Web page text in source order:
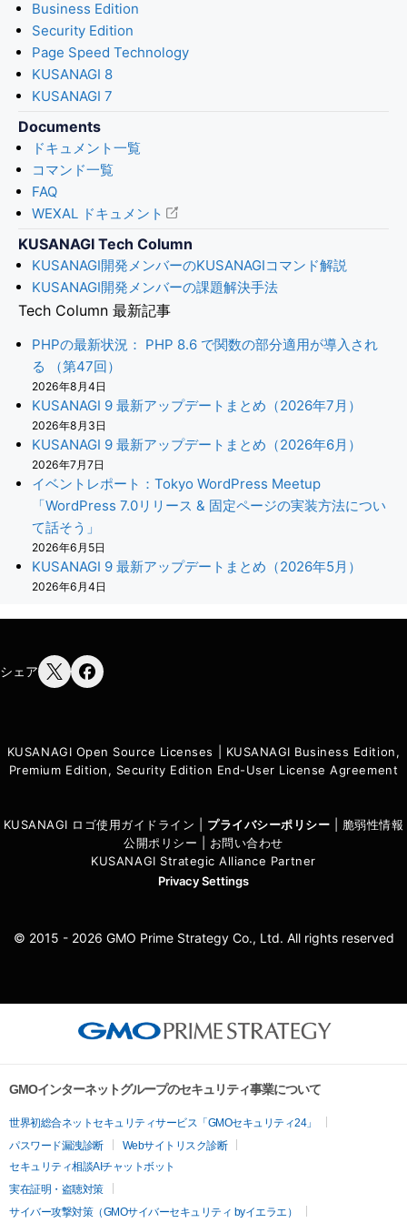
Business Edition
Security Edition
Page Speed Technology
KUSANAGI 8
KUSANAGI 7
Documents
ドキュメント一覧
コマンド一覧
FAQ
WEXAL ドキュメント
KUSANAGI Tech Column
KUSANAGI開発メンバーのKUSANAGIコマンド解説
KUSANAGI開発メンバーの課題解決手法
Tech Column 最新記事
PHPの最新状況： PHP 8.6 で関数の部分適用が導入され
る （第47回）
2026年8月4日
KUSANAGI 9 最新アップデートまとめ（2026年7月）
2026年8月3日
KUSANAGI 9 最新アップデートまとめ（2026年6月）
2026年7月7日
イベントレポート：Tokyo WordPress Meetup
「WordPress 7.0リリース & 固定ページの実装方法につい
て話そう」
2026年6月5日
KUSANAGI 9 最新アップデートまとめ（2026年5月）
2026年6月4日
シェア
KUSANAGI Open Source Licenses
KUSANAGI Business Edition,
Premium Edition, Security Edition End-User License Agreement
KUSANAGI ロゴ使用ガイドライン プライバシーポリシー
脆弱性情報
公開ポリシー
お問い合わせ
KUSANAGI Strategic Alliance Partner
Privacy Settings
© 2015 - 2026 GMO Prime Strategy Co., Ltd. All rights reserved
GMOインターネットグループのセキュリティ事業について
世界初総合ネットセキュリティサービス「GMOセキュリティ24」
パスワード漏洩診断
Webサイトリスク診断
セキュリティ相談AIチャットボット
実在証明・盗聴対策
サイバー攻撃対策（GMOサイバーセキュリティ byイエラエ）